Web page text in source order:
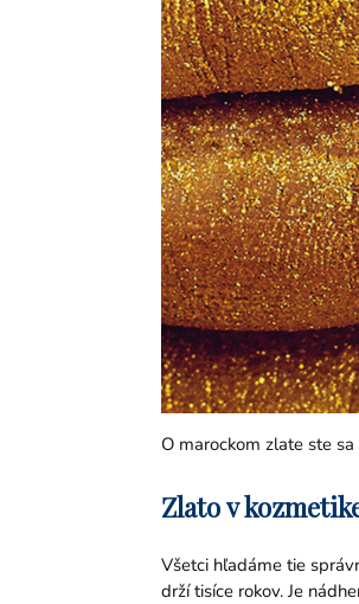
O marockom zlate ste
Zlato v
Všetci hľadáme tie
drží tisíce rokov. Je